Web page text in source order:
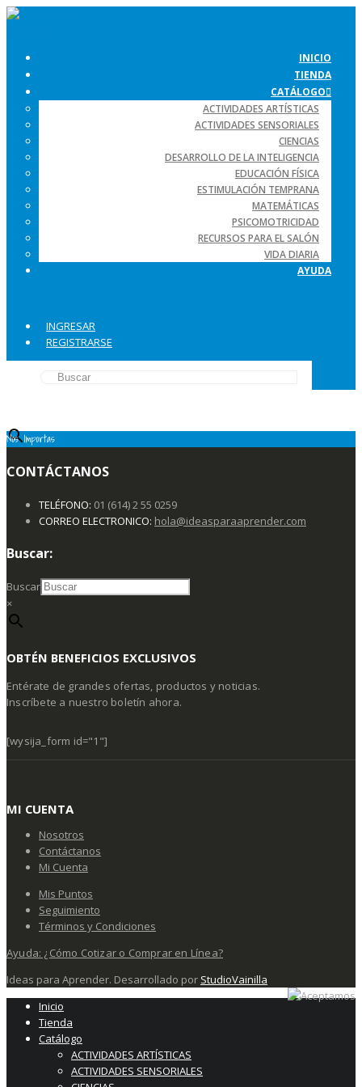
INICIO
TIENDA
CATÁLOGO
ACTIVIDADES ARTÍSTICAS
ACTIVIDADES SENSORIALES
CIENCIAS
DESARROLLO DE LA INTELIGENCIA
EDUCACIÓN FÍSICA
ESTIMULACIÓN TEMPRANA
MATEMÁTICAS
PSICOMOTRICIDAD
RECURSOS PARA EL SALÓN
VIDA DIARIA
AYUDA
INGRESAR
REGISTRARSE
Nos Importas
CONTÁCTANOS
TELÉFONO: 01 (614) 2 55 0259
CORREO ELECTRONICO: hola@ideasparaaprender.com
Buscar:
Buscar
×
OBTÉN BENEFICIOS EXCLUSIVOS
Entérate de grandes ofertas, productos y noticias.
Inscríbete a nuestro boletín ahora.
[wysija_form id="1"]
MI CUENTA
Nosotros
Contáctanos
Mi Cuenta
Mis Puntos
Seguimiento
Términos y Condiciones
Ayuda: ¿Cómo Cotizar o Comprar en Línea?
Ideas para Aprender. Desarrollado por StudioVainilla
Inicio
Tienda
Catálogo
ACTIVIDADES ARTÍSTICAS
ACTIVIDADES SENSORIALES